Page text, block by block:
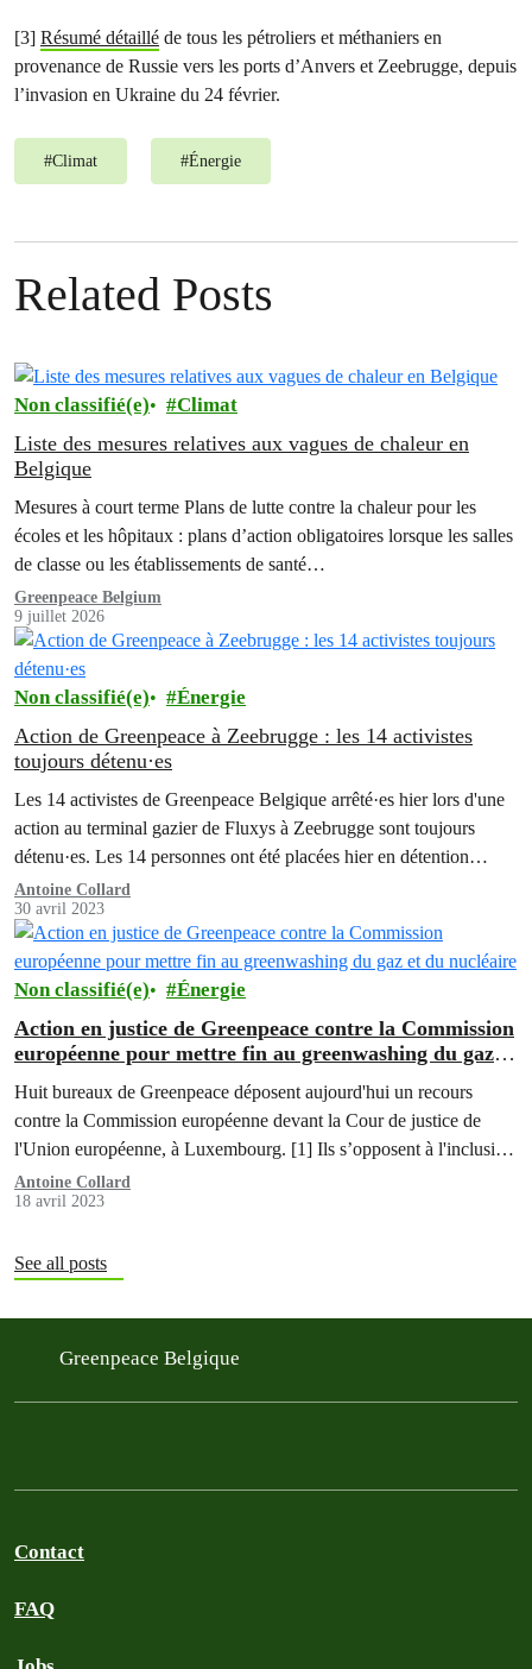
[3] Résumé détaillé de tous les pétroliers et méthaniers en
provenance de Russie vers les ports d’Anvers et Zeebrugge, depuis
l’invasion en Ukraine du 24 février.
#Climat #Énergie
Related Posts
Non classifié(e) Climat
Liste des mesures relatives aux vagues de chaleur en
Belgique
Mesures à court terme Plans de lutte contre la chaleur pour les
écoles et les hôpitaux : plans d’action obligatoires lorsque les salles
de classe ou les établissements de santé…
Greenpeace Belgium
9 juillet 2026
Non classifié(e) Énergie
Action de Greenpeace à Zeebrugge : les 14 activistes
toujours détenu·es
Les 14 activistes de Greenpeace Belgique arrêté·es hier lors d'une
action au terminal gazier de Fluxys à Zeebrugge sont toujours
détenu·es. Les 14 personnes ont été placées hier en détention
judiciaire et ont déjà dû passer une nuit en prison. Elles ont été
interrogé·es ce matin.
Antoine Collard
30 avril 2023
Non classifié(e) Énergie
Action en justice de Greenpeace contre la Commission
européenne pour mettre fin au greenwashing du gaz et
Huit bureaux de Greenpeace déposent aujourd'hui un recours
contre la Commission européenne devant la Cour de justice de
l'Union européenne, à Luxembourg. [1] Ils s’opposent à l'inclusion
du gaz fossile et du nucléaire au sein de la taxonomie européenne
comme investissements durables, effective depuis l’année dernière.
Antoine Collard
18 avril 2023
See all posts
Greenpeace Belgique
Contact
FAQ